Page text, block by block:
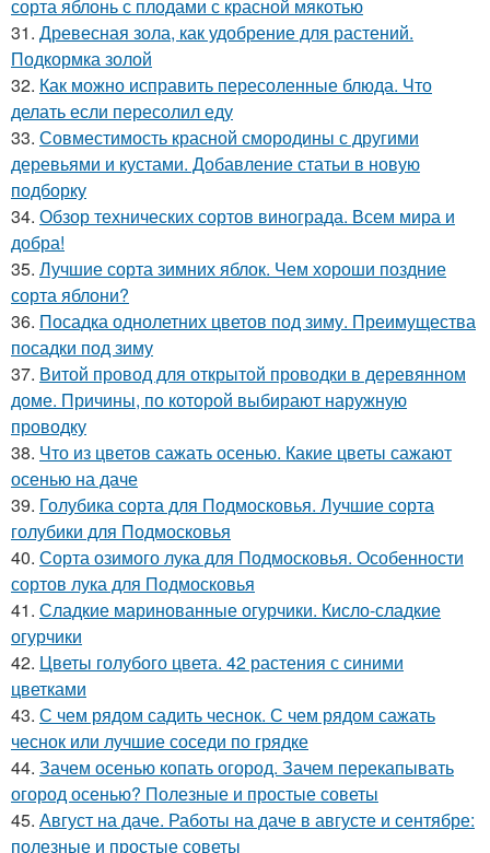
сорта яблонь с плодами с красной мякотью
31. Древесная зола, как удобрение для растений.
Подкормка золой
32. Как можно исправить пересоленные блюда. Что
делать если пересолил еду
33. Совместимость красной смородины с другими
деревьями и кустами. Добавление статьи в новую
подборку
34. Обзор технических сортов винограда. Всем мира и
добра!
35. Лучшие сорта зимних яблок. Чем хороши поздние
сорта яблони?
36. Посадка однолетних цветов под зиму. Преимущества
посадки под зиму
37. Витой провод для открытой проводки в деревянном
доме. Причины, по которой выбирают наружную
проводку
38. Что из цветов сажать осенью. Какие цветы сажают
осенью на даче
39. Голубика сорта для Подмосковья. Лучшие сорта
голубики для Подмосковья
40. Сорта озимого лука для Подмосковья. Особенности
сортов лука для Подмосковья
41. Сладкие маринованные огурчики. Кисло-сладкие
огурчики
42. Цветы голубого цвета. 42 растения с синими
цветками
43. С чем рядом садить чеснок. С чем рядом сажать
чеснок или лучшие соседи по грядке
44. Зачем осенью копать огород. Зачем перекапывать
огород осенью? Полезные и простые советы
45. Август на даче. Работы на даче в августе и сентябре:
полезные и простые советы